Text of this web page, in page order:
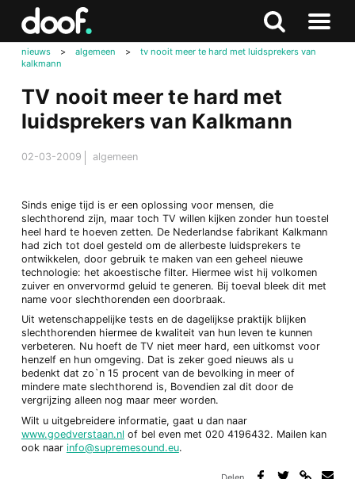
Zoeken
Naar
menu
nieuws > algemeen >
tv nooit meer te hard met luidsprekers van
kalkmann
TV nooit meer te hard met
luidsprekers van Kalkmann
02-03-2009 algemeen
Sinds enige tijd is er een oplossing voor mensen, die
slechthorend zijn, maar toch TV willen kijken zonder hun toestel
heel hard te hoeven zetten. De Nederlandse fabrikant Kalkmann
had zich tot doel gesteld om de allerbeste luidsprekers te
ontwikkelen, door gebruik te maken van een geheel nieuwe
technologie: het akoestische filter. Hiermee wist hij volkomen
zuiver en onvervormd geluid te generen. Bij toeval bleek dit met
name voor slechthorenden een doorbraak.
Uit wetenschappelijke tests en de dagelijkse praktijk blijken
slechthorenden hiermee de kwaliteit van hun leven te kunnen
verbeteren. Nu hoeft de TV niet meer hard, een uitkomst voor
henzelf en hun omgeving. Dat is zeker goed nieuws als u
bedenkt dat zo`n 15 procent van de bevolking in meer of
mindere mate slechthorend is, Bovendien zal dit door de
vergrijzing alleen nog maar meer worden.
Wilt u uitgebreidere informatie, gaat u dan naar
www.goedverstaan.nl of bel even met 020 4196432. Mailen kan
ook naar info@supremesound.eu.
Doof.nl
Zoeken
naar